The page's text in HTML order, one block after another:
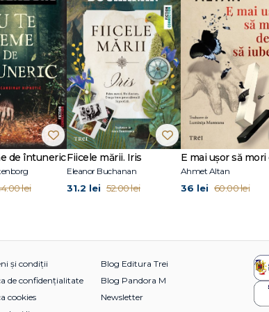
de podcast (RSS Reloaded). A absolvit ASE (1999) și
(Academia Cațavencu, Kamikaze) și 14 ani la Radio Guerrilla.
(Abisa, Un animal necunoscut și alte patru zeci de povestiri),
lui Sacha în Castelul Fermecat, Aventurile lui Sacha în Țara
Preis, Offenburg — 2009 și cu premiul pentru proză 1+1+1=1
Cartea de față este o reeditare și constituie primul volum din
doilea al trilogiei: Teoria fricii. Al treilea volum, Teoria
de întuneric
lei
Fiicele mării. Iris
Eleanor Buchanan
31.2 lei 52.00 lei
Ahmet Altan
36 lei 60.00 lei
și condiții
de confidențialitate
cookies
Blog Editura Trei
Blog Pandora M
Newsletter